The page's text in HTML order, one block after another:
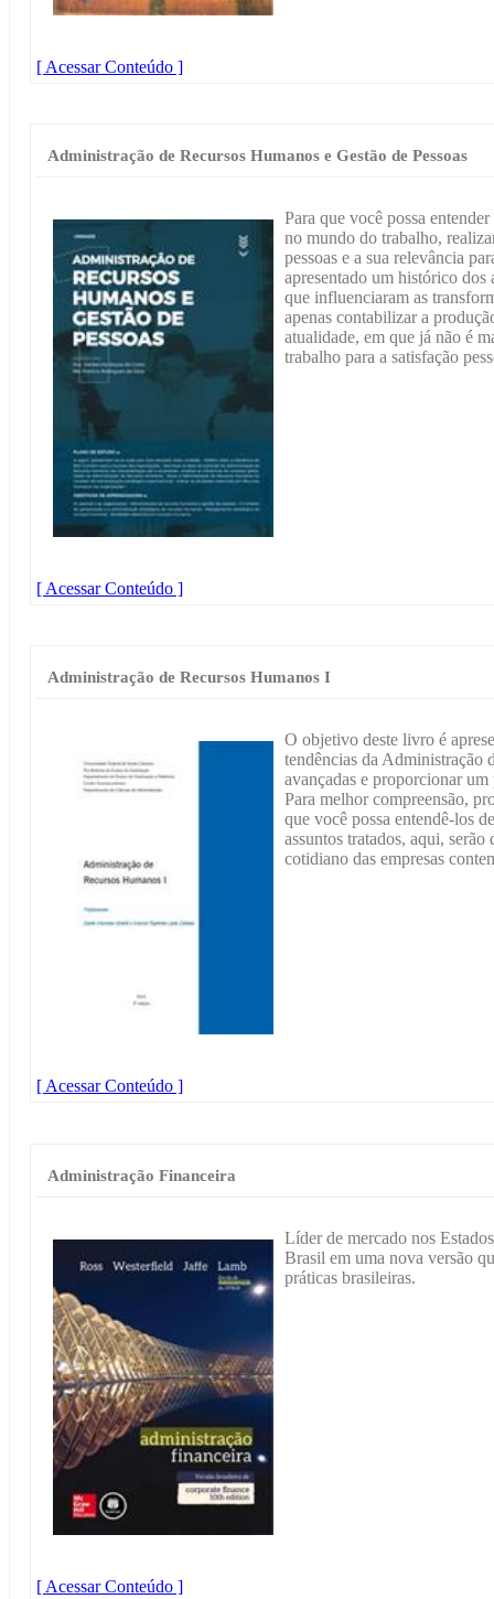
[ Acessar Conteúdo ]
Administração de Recursos Humanos e Gestão de Pessoas
Para que você possa
no mundo do trabalho,
pessoas e a sua relevância
apresentado um histórico dos
que influenciaram as
apenas contabilizar a
atualidade, em que já não é
trabalho para a satisfação
[ Acessar Conteúdo ]
Administração de Recursos Humanos I
O objetivo deste livro é
tendências da Administração
avançadas e proporcionar
Para melhor compreensão,
que você possa entendê-los
assuntos tratados, aqui,
cotidiano das empresas
[ Acessar Conteúdo ]
Administração Financeira
Líder de mercado nos
Brasil em uma nova versão
práticas brasileiras.
[ Acessar Conteúdo ]